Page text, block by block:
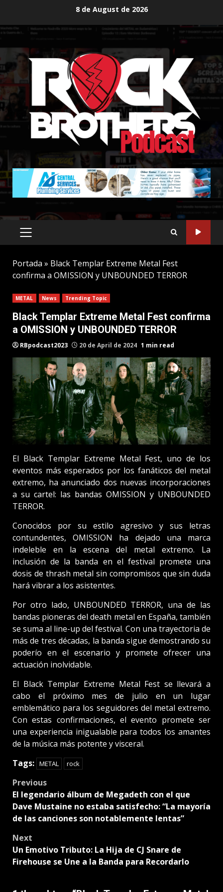
content
8 de August de 2026
PRIMARY
MENU
Portada » Black Templar Extreme Metal Fest
confirma a OMISSION y UNBOUNDED TERROR
METAL News Trending Topic
Black Templar Extreme Metal Fest confirma
a OMISSION y UNBOUNDED TERROR
RBpodcast2023 20 de April de 2024 1 min read
El Black Templar Extreme Metal Fest, uno de los
eventos más esperados por los fanáticos del metal
extremo, ha anunciado dos nuevas incorporaciones
a su cartel: las bandas OMISSION y UNBOUNDED
TERROR.
Conocidos por su estilo agresivo y sus letras
contundentes, OMISSION ha dejado una marca
indeleble en la escena del metal extremo. La
inclusión de la banda en el festival promete una
dosis de thrash metal sin compromisos que sin duda
hará vibrar a los asistentes.
Por otro lado, UNBOUNDED TERROR, una de las
bandas pioneras del death metal en España, también
se suma al line-up del festival. Con una trayectoria de
más de tres décadas, la banda sigue demostrando su
poderío en el escenario y promete ofrecer una
actuación inolvidable.
El Black Templar Extreme Metal Fest se llevará a
cabo el próximo mes de julio en un lugar
emblemático para los seguidores del metal extremo.
Con estas confirmaciones, el evento promete ser
una experiencia inigualable para todos los amantes
de la música más potente y visceral.
Tags: METAL rock
Post
navigation
Previous
El legendario álbum de Megadeth con el que
Dave Mustaine no estaba satisfecho: “La mayoría
de las canciones son notablemente lentas”
Next
Un Emotivo Tributo: La Hija de CJ Snare de
Firehouse se Une a la Banda para Recordarlo